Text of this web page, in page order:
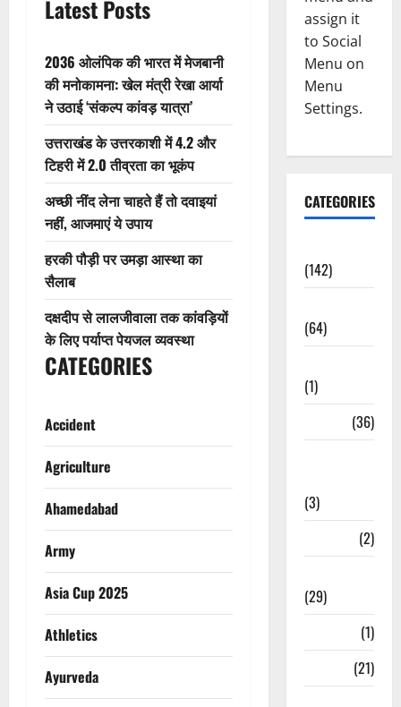
Latest Posts
2036 ओलंपिक की भारत में मेजबानी
की मनोकामना: खेल मंत्री रेखा आर्या
ने उठाई ‘संकल्प कांवड़ यात्रा’
उत्तराखंड के उत्तरकाशी में 4.2 और
टिहरी में 2.0 तीव्रता का भूकंप
अच्छी नींद लेना चाहते हैं तो दवाइयां
नहीं, आजमाएं ये उपाय
हरकी पौड़ी पर उमड़ा आस्था का
सैलाब
दक्षदीप से लालजीवाला तक कांवड़ियों
के लिए पर्याप्त पेयजल व्यवस्था
CATEGORIES
Accident
Agriculture
Ahamedabad
Army
Asia Cup 2025
Athletics
Ayurveda
assign it
to Social
Menu on
Menu
Settings.
CATEGORIES
(142)
(64)
(1)
(36)
(3)
(2)
(29)
(1)
(21)